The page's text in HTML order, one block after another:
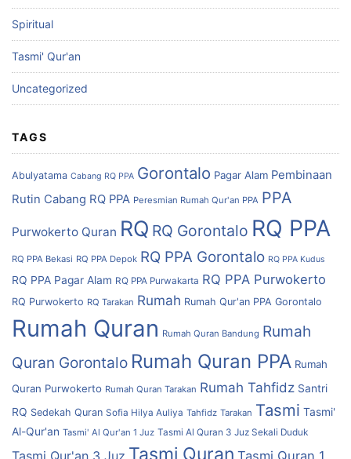
Spiritual
Tasmi' Qur'an
Uncategorized
TAGS
Abulyatama Cabang RQ PPA Gorontalo Pagar Alam Pembinaan
Rutin Cabang RQ PPA Peresmian Rumah Qur'an PPA PPA
Purwokerto Quran RQ RQ Gorontalo RQ PPA
RQ PPA Bekasi RQ PPA Depok RQ PPA Gorontalo RQ PPA Kudus
RQ PPA Pagar Alam RQ PPA Purwakarta RQ PPA Purwokerto
RQ Purwokerto RQ Tarakan Rumah Rumah Qur'an PPA Gorontalo
Rumah Quran Rumah Quran Bandung Rumah
Quran Gorontalo Rumah Quran PPA Rumah
Quran Purwokerto Rumah Quran Tarakan Rumah Tahfidz Santri
RQ Sedekah Quran Sofia Hilya Auliya Tahfidz Tarakan Tasmi Tasmi'
Al-Qur'an Tasmi' Al Qur'an 1 Juz Tasmi Al Quran 3 Juz Sekali Duduk
Tasmi Quran